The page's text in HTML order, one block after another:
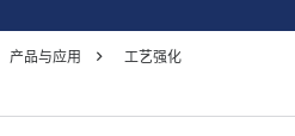
产品与应用
工艺强化